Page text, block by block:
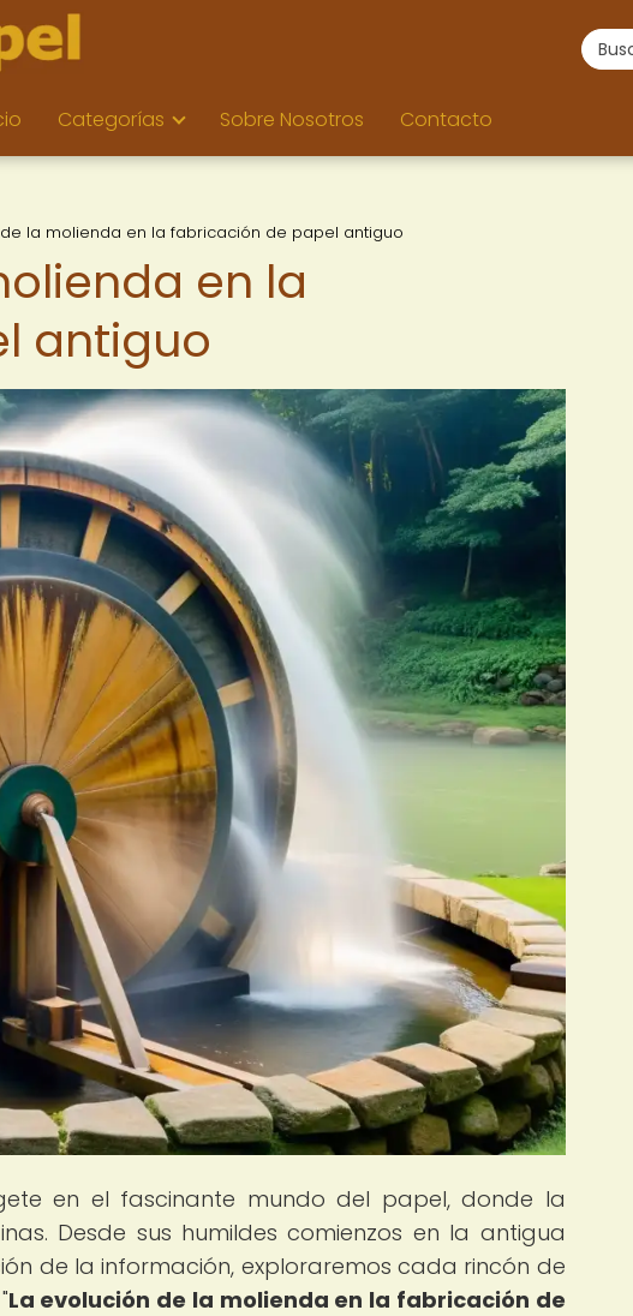
Categorías Sobre Nosotros Contacto
la molienda en la fabricación de papel antiguo
en la
antiguo
en el fascinante mundo del papel, donde la
Desde sus humildes comienzos en la antigua
de la información, exploraremos cada rincón de
La evolución de la molienda en la fabricación de